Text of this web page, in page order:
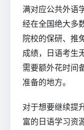
满对应公共外语
经在全国绝大多
院校的保研、推
成绩，日语考生
需要额外花时间
准备的地方。
对于想要继续提
富的日语学习资